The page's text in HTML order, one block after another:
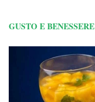
GUSTO E BENESSERE